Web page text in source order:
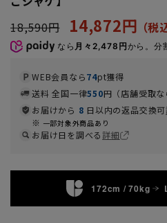
18,590円
14,872円
なら 月々2,478円から。分
WEB会員なら74pt獲得
送料 全国一律550円（店舗受取な
お届けから 8 日以内の返品交換可
一部対象外商品あり
お届け日を調べる詳細
172cm / 70kg